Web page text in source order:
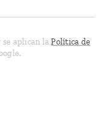
se aplican laPolítica de